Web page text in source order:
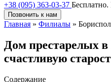
+38 (095) 363-03-37
Позвонить к нам
Главная » Филиалы »
Дом престарелых
счастливую
Содержание